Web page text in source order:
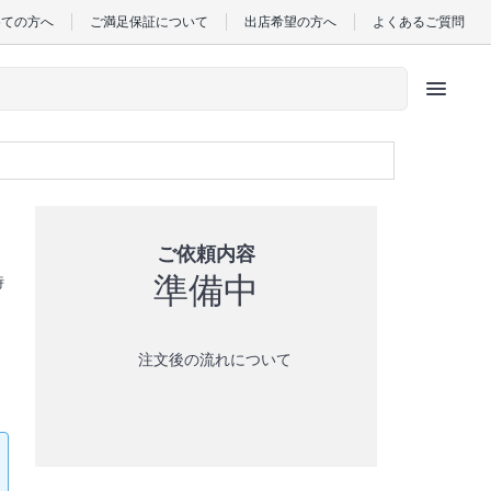
の方へ ご満足保証について 出店希望の方へ よくあるご質問
menu
ご依頼内容
準備中
注文後の流れについて